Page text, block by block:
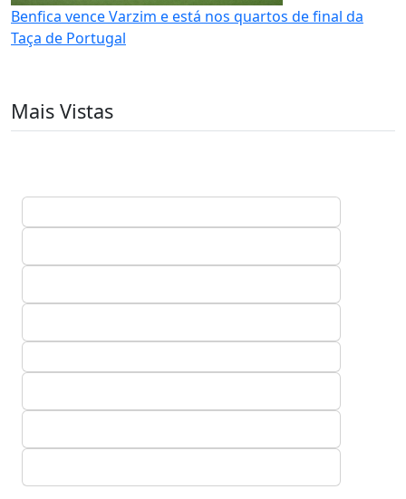
Benfica vence Varzim e está nos quartos de final da
Taça de Portugal
Mais Vistas